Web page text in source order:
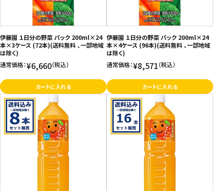
ご利用ガイド
お問い合わせ
特定商取引法表示について
プライバシーポリシー
利用規約
会社概要
伊藤園 １日分の野菜 パック 200ml×24
本×3ケース (72本)(送料無料 、一部地域
は除く)
通常価格：¥6,660（税込）
カートに入れる
伊藤園 １日分の野菜 パック 200ml×24
本×4ケース (96本)(送料無料 、一部地域
は除く)
通常価格：¥8,571（税込）
カートに入れる